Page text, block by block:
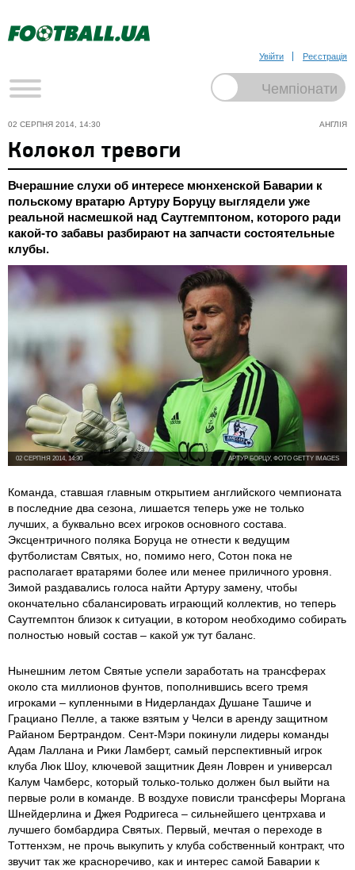
Увійти Реєстрація
АНГЛІЯ
02 СЕРПНЯ 2014, 14:30
Колокол тревоги
Вчерашние слухи об интересе мюнхенской Баварии к
польскому вратарю Артуру Боруцу выглядели уже
реальной насмешкой над Саутгемптоном, которого ради
какой-то забавы разбирают на запчасти состоятельные
клубы.
АРТУР БОРЦУ, ФОТО GETTY IMAGES
02 СЕРПНЯ 2014, 14:30
Команда, ставшая главным открытием английского чемпионата
в последние два сезона, лишается теперь уже не только
лучших, а буквально всех игроков основного состава.
Эксцентричного поляка Боруца не отнести к ведущим
футболистам Святых, но, помимо него, Сотон пока не
располагает вратарями более или менее приличного уровня.
Зимой раздавались голоса найти Артуру замену, чтобы
окончательно сбалансировать играющий коллектив, но теперь
Саутгемптон близок к ситуации, в котором необходимо собирать
полностью новый состав – какой уж тут баланс.
Нынешним летом Святые успели заработать на трансферах
около ста миллионов фунтов, пополнившись всего тремя
игроками – купленными в Нидерландах Душане Ташиче и
Грациано Пелле, а также взятым у Челси в аренду защитном
Райаном Бертрандом. Сент-Мэри покинули лидеры команды
Адам Лаллана и Рики Ламберт, самый перспективный игрок
клуба Люк Шоу, ключевой защитник Деян Ловрен и универсал
Калум Чамберс, который только-только должен был выйти на
первые роли в команде. В воздухе повисли трансферы Моргана
Шнейдерлина и Джея Родригеса – сильнейшего центрхава и
лучшего бомбардира Святых. Первый, мечтая о переходе в
Тоттенхэм, не прочь выкупить у клуба собственный контракт, что
звучит так же красноречиво, как и интерес самой Баварии к